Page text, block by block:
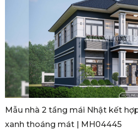
Mẫu nhà 2 tầng mái Nhật kết
xanh thoáng mát | MH04445